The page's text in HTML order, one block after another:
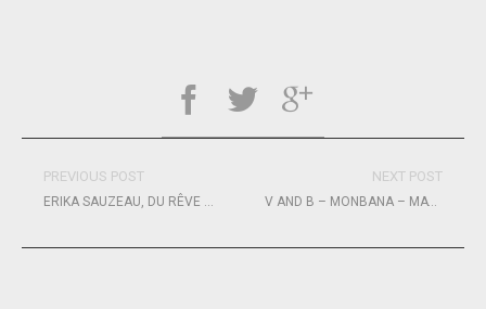
PREVIOUS POST
ERIKA SAUZEAU, DU RÊVE À LA RÉALITÉ
NEXT POST
V AND B – MONBANA – MAYENNE EN COURS DE CONSTRUCTION